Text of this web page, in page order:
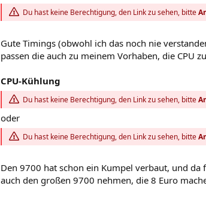
Du hast keine Berechtigung, den Link zu sehen, bitte
Gute Timings (obwohl ich das noch nie
passen die auch zu meinem Vorhaben, die CPU
CPU-Kühlung
Du hast keine Berechtigung, den Link zu sehen, bitte
oder
Du hast keine Berechtigung, den Link zu sehen, bitte
Den 9700 hat schon ein Kumpel verbaut, und
auch den großen 9700 nehmen, die 8 Euro